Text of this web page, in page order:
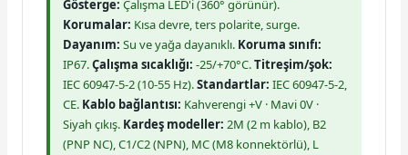
Gösterge: Çalışma LED'i (360° görünür).
Korumalar: Kısa devre, ters polarite, surge.
Dayanım: Su ve yağa dayanıklı. Koruma sınıfı:
IP67.Çalışma sıcaklığı: -25/+70°C.Titreşim/şok:
IEC 60947-5-2 (10-55 Hz).Standartlar: IEC 60947-5-2,
CE. Kablo bağlantısı: Kahverengi +V · Mavi 0V ·
Siyah çıkış. Kardeş modeller: 2M (2 m kablo), B2
(PNP NC), C1/C2 (NPN), MC (M8 konnektörlü), L